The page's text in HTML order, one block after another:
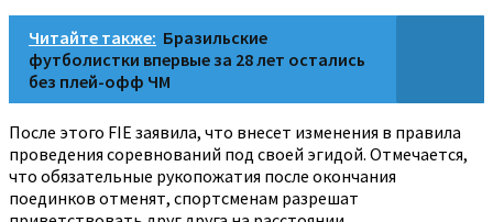
Читайте также: Бразильские
футболистки впервые за 28 лет остались
без плей-офф ЧМ
После этого FIE заявила, что внесет изменения в правила
проведения соревнований под своей эгидой. Отмечается,
что обязательные рукопожатия после окончания
поединков отменят, спортсменам разрешат